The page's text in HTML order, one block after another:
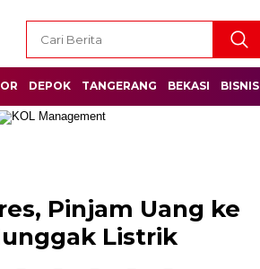
DEPOK TANGERANG BEKASI BISNIS
Pinjam Uang ke
Listrik